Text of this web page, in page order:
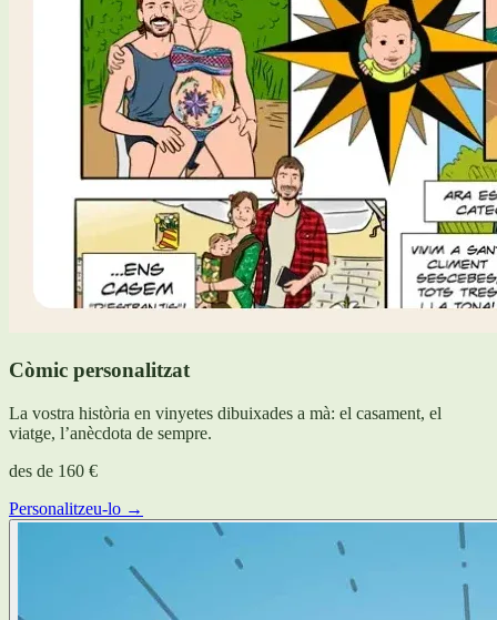
Còmic personalitzat
La vostra història en vinyetes dibuixades a mà: el casament, el
viatge, l’anècdota de sempre.
des de 160 €
Personalitzeu-lo →